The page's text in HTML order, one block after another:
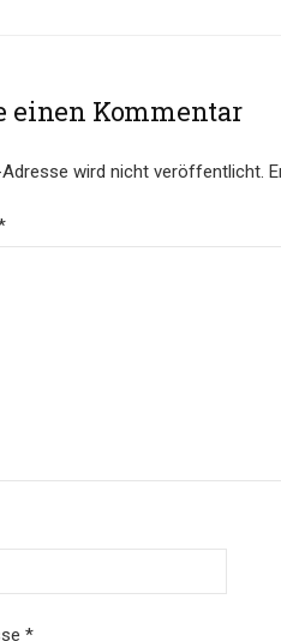
einen Kommentar
Adresse wird nicht veröffentlicht.
*